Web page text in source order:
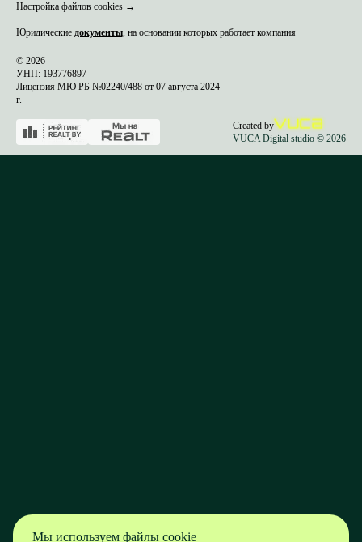
Настройка файлов cookies →
Юридические документы, на основании которых работает компания
© 2026
УНП: 193776897
Лицензия МЮ РБ №02240/488 от 07 августа 2024
г.
Created by
VUCA Digital studio © 2026
Мы используем файлы cookie